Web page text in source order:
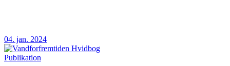
04. jan. 2024
Publikation